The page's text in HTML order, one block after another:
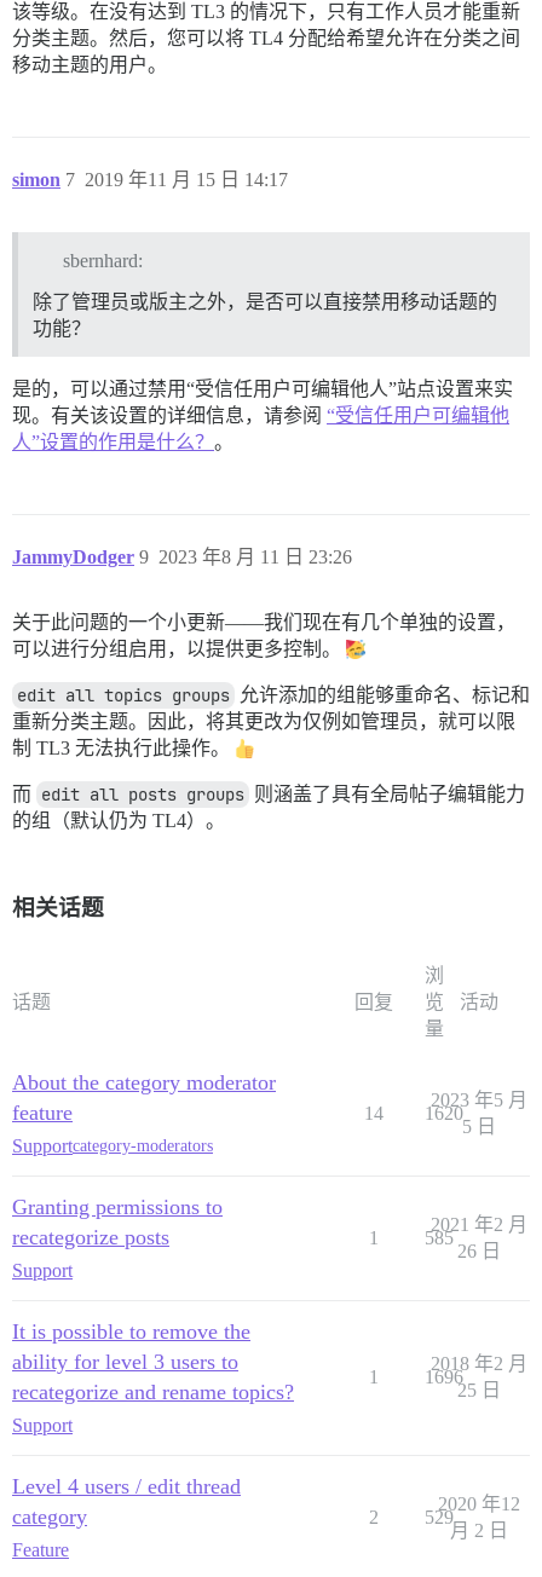
该等级。在没有达到 TL3 的情况下，只有工作人员才能重新
分类主题。然后，您可以将 TL4 分配给希望允许在分类之间
移动主题的用户。
simon 2019 年11 月 15 日 14:17
7
sbernhard:
除了管理员或版主之外，是否可以直接禁用移动话题的
功能？
是的，可以通过禁用“受信任用户可编辑他人”站点设置来实
现。有关该设置的详细信息，请参阅 “受信任用户可编辑他
人”设置的作用是什么？ 。
JammyDodger 2023 年8 月 11 日 23:26
9
关于此问题的一个小更新——我们现在有几个单独的设置，
可以进行分组启用，以提供更多控制。
edit all topics groups 允许添加的组能够重命名、标记和
重新分类主题。因此，将其更改为仅例如管理员，就可以限
制 TL3 无法执行此操作。
而 edit all posts groups 则涵盖了具有全局帖子编辑能力
的组（默认仍为 TL4）。
相关话题
话题 回复
浏
览
量
活动
About the category moderator
feature
Supportcategory-moderators
14 1620
2023 年5 月
5 日
Granting permissions to
recategorize posts
Support
1 585
2021 年2 月
26 日
It is possible to remove the
ability for level 3 users to
recategorize and rename topics?
Support
1 1696
2018 年2 月
25 日
Level 4 users / edit thread
category
Feature
2 529
2020 年12
月 2 日